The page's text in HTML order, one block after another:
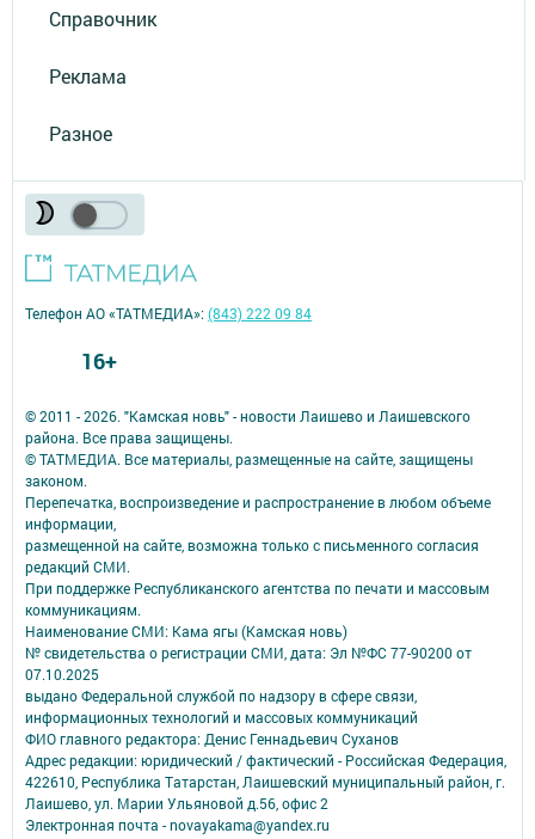
Справочник
Реклама
Разное
© 2011 - 2026. "Камская новь" - новости Лаишево и Лаишевского
района. Все права защищены.
© ТАТМЕДИА. Все материалы, размещенные на сайте, защищены
законом.
Перепечатка, воспроизведение и распространение в любом объеме
информации,
размещенной на сайте, возможна только с письменного согласия
редакций СМИ.
При поддержке Республиканского агентства по печати и массовым
коммуникациям.
Наименование СМИ: Кама ягы (Камская новь)
№ свидетельства о регистрации СМИ, дата: Эл №ФC 77-90200 от
07.10.2025
выдано Федеральной службой по надзору в сфере связи,
информационных технологий и массовых коммуникаций
ФИО главного редактора: Денис Геннадьевич Суханов
Адрес редакции: юридический / фактический - Российская Федерация,
422610, Республика Татарстан, Лаишевский муниципальный район, г.
Лаишево, ул. Марии Ульяновой д.56, офис 2
Электронная почта - novayakama@yandex.ru
Телефон АО «ТАТМЕДИА»:(843) 222 09 84
16+